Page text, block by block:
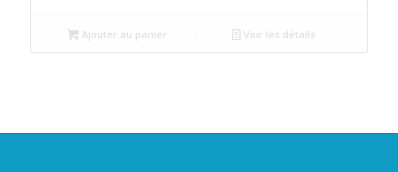
était :
د.م. 5.50.
est :
د.م. 3.50.
Ajouter au panier Voir les détails